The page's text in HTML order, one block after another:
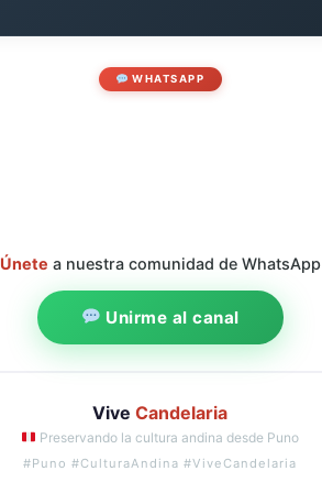
WHATSAPP
Únete a nuestra comunidad de WhatsApp
Unirme al canal
ViveCandelaria
Preservando la cultura andina desde Puno
#Puno #CulturaAndina #ViveCandelaria